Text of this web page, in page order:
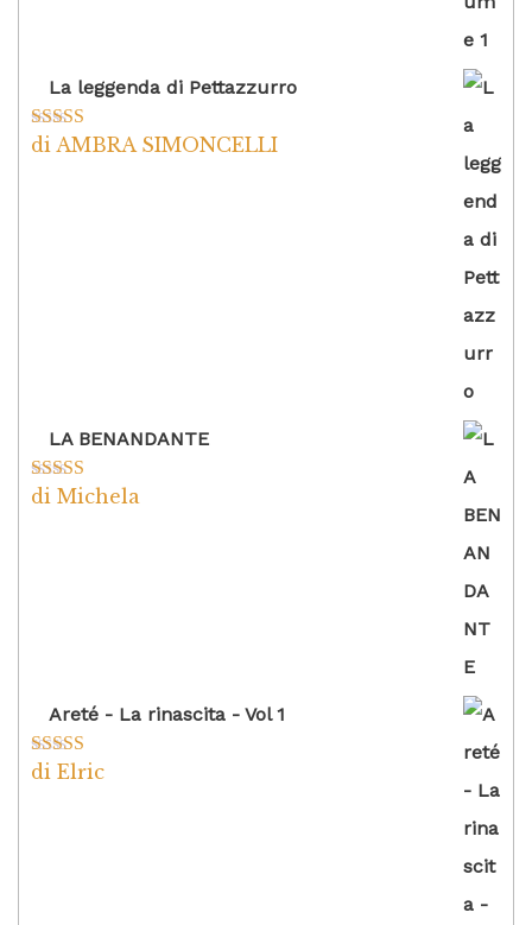
La leggenda di Pettazzurro
Valutato5su
di AMBRA SIMONCELLI
LA BENANDANTE
Valutato5su
di Michela
Areté - La rinascita - Vol 1
Valutato5
di Elric